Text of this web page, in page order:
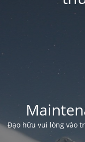
Đạo hữu vui lòng vào